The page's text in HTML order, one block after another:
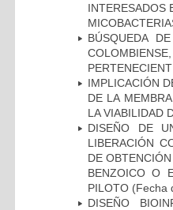
INTERESADOS
BÚSQUEDA
IMPLICACIÓN
DE LA
LA VIABILIDAD
DISEÑO DE
LIBERACIÓN
DE
BENZOICO O
PILOTO (Fecha
DISEÑO